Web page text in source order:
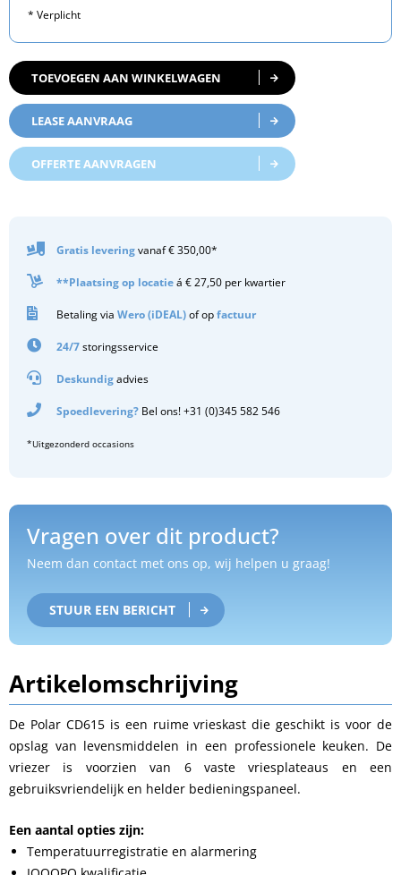
* Verplicht
TOEVOEGEN AAN WINKELWAGEN
LEASE AANVRAAG
OFFERTE AANVRAGEN
Gratis leveringvanaf € 350,00*
**Plaatsing op locatieá € 27,50 per kwartier
Betaling via Wero (iDEAL)of opfactuur
24/7storingsservice
Deskundigadvies
Spoedlevering? Bel ons! +31 (0)345 582 546
*Uitgezonderd occasions
Vragen over dit product?
Neem dan contact met ons op, wij helpen u graag!
STUUR EEN BERICHT
Artikelomschrijving
De Polar CD615 is een ruime vrieskast die geschikt is voor de
opslag van levensmiddelen in een professionele keuken. De
vriezer is voorzien van 6 vaste vriesplateaus en een
gebruiksvriendelijk en helder bedieningspaneel.
Een aantal opties zijn:
Temperatuurregistratie en alarmering